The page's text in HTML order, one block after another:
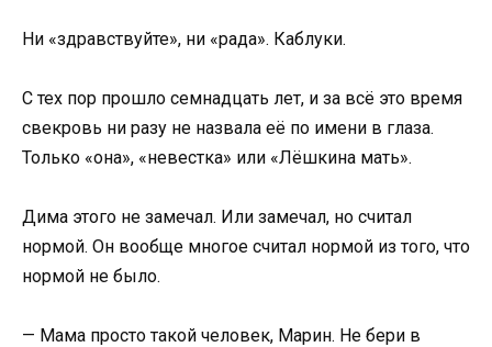
Ни «здравствуйте», ни «рада». Каблуки.
С тех пор прошло семнадцать лет, и за всё это время
свекровь ни разу не назвала её по имени в глаза.
Только «она», «невестка» или «Лёшкина мать».
Дима этого не замечал. Или замечал, но считал
нормой. Он вообще многое считал нормой из того, что
нормой не было.
— Мама просто такой человек, Марин. Не бери в